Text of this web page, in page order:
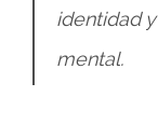
identidad
mental.